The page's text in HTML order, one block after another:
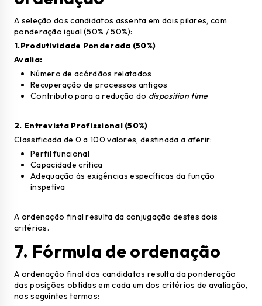
A seleção dos candidatos assenta em dois pilares, com
ponderação igual (50% / 50%):
1.Produtividade Ponderada (50%)
Avalia:
Número de acórdãos relatados
Recuperação de processos antigos
Contributo para a redução do disposition time
2. Entrevista Profissional (50%)
Classificada de 0 a 100 valores, destinada a aferir:
Perfil funcional
Capacidade crítica
Adequação às exigências específicas da função
inspetiva
A ordenação final resulta da conjugação destes dois
critérios.
7. Fórmula de ordenação
A ordenação final dos candidatos resulta da ponderação
das posições obtidas em cada um dos critérios de avaliação,
nos seguintes termos: